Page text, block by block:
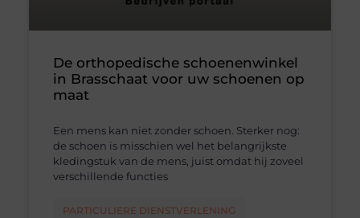
De orthopedische schoenenwinkel
in Brasschaat voor uw schoenen op
maat
Een mens kan niet zonder schoen. Sterker nog:
de schoen is misschien wel het belangrijkste
kledingstuk van de mens, juist omdat hij zoveel
verschillende functies
PARTICULIERE DIENSTVERLENING